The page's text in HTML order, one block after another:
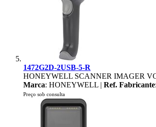
1472G2D-2USB-5-R
HONEYWELL SCANNER IMAGER
Marca: HONEYWELL | Ref. Fabricante
Preço sob consulta